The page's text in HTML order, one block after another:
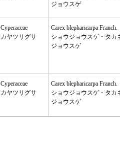
ジョウスゲ
Cyperaceae
カヤツリグサ
Carex blepharicarpa Franch.
ショウジョウスゲ・タカ
ジョウスゲ
Cyperaceae
カヤツリグサ
Carex blepharicarpa Franch.
ショウジョウスゲ・タカ
ジョウスゲ